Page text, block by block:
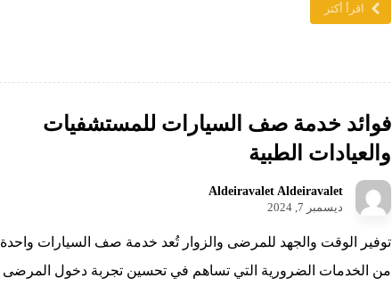
اقرأ أكثر
فوائد خدمة صف السيارات للمستشفيات
والعيادات الطبية
Aldeiravalet Aldeiravalet
ديسمبر 7, 2024
توفير الوقت والجهد للمرضى والزوار تُعد خدمة صف السيارات واحدة
من الخدمات الضرورية التي تساهم في تحسين تجربة دخول المرضى